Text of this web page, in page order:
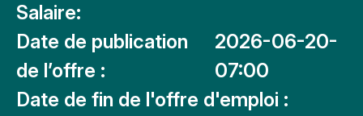
Salaire:
Date de publication
de l’offre :
2026-06-20-
07:00
Date de fin de l'offre d'emploi :